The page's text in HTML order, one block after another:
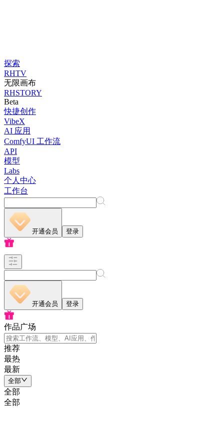
探索
RHTV
无限画布
RHSTORY
Beta
快捷创作
VibeX
AI 应用
ComfyUI 工作流
API
模型
Labs
个人中心
工作台
开通会员 登录
开通会员 登录
作品广场
推荐
最热
最新
全部
全部
全部